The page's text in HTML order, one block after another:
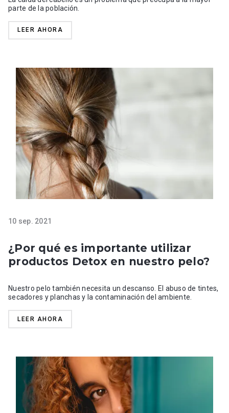
parte de la población.
LEER AHORA
10 sep. 2021
¿Por qué es importante utilizar
productos Detox en nuestro pelo?
Nuestro pelo también necesita un descanso. El abuso de tintes,
secadores y planchas y la contaminación del ambiente.
LEER AHORA